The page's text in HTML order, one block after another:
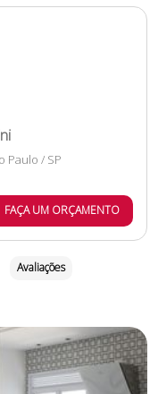
Paulo / SP
FAÇA UM ORÇAMENTO
Avaliações